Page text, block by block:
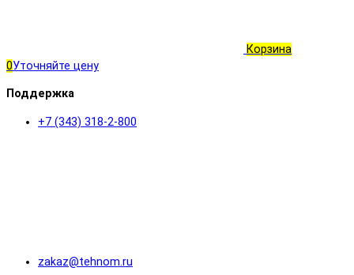
Корзина
0Уточняйте цену
Поддержка
+7 (343) 318-2-800
zakaz@tehnom.ru